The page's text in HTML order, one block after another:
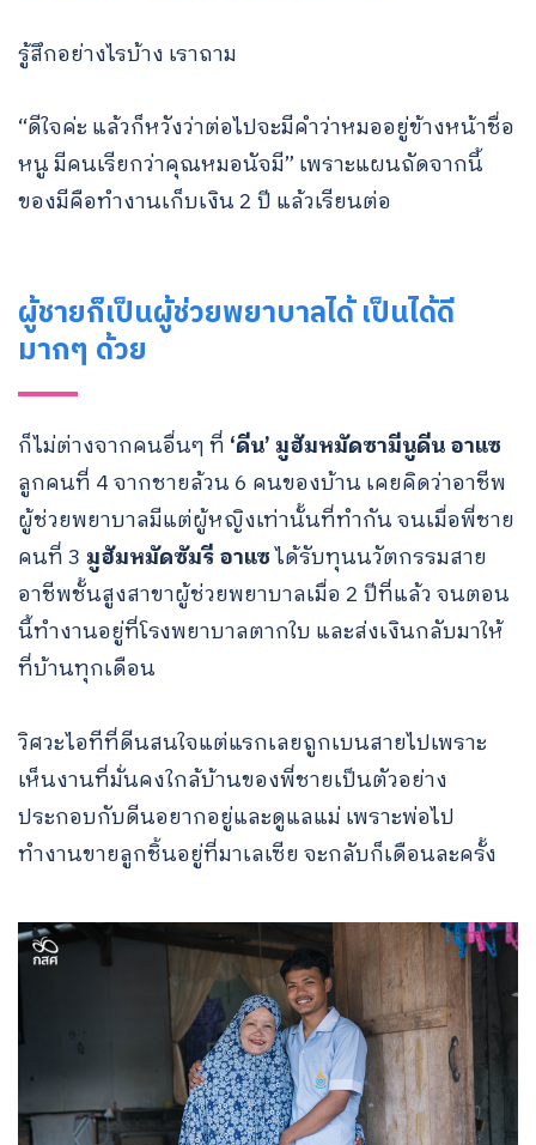
รู้สึกอย่างไรบ้าง เราถาม
“ดีใจค่ะ แล้วก็หวังว่าต่อไปจะมีคำว่าหมออยู่ข้างหน้าชื่อ
หนู มีคนเรียกว่าคุณหมอนัจมี” เพราะแผนถัดจากนี้
ของมีคือทำงานเก็บเงิน 2 ปี แล้วเรียนต่อ
ผู้ชายก็เป็นผู้ช่วยพยาบาลได้ เป็นได้ดี
มากๆ ด้วย
ก็ไม่ต่างจากคนอื่นๆ ที่ ‘ดีน’ มูฮัมหมัดซามีนูดีน อาแซ
ลูกคนที่ 4 จากชายล้วน 6 คนของบ้าน เคยคิดว่าอาชีพ
ผู้ช่วยพยาบาลมีแต่ผู้หญิงเท่านั้นที่ทำกัน จนเมื่อพี่ชาย
คนที่ 3 มูฮัมหมัดซัมรี อาแซได้รับทุนนวัตกรรมสาย
อาชีพชั้นสูงสาขาผู้ช่วยพยาบาลเมื่อ 2 ปีที่แล้ว จนตอน
นี้ทำงานอยู่ที่โรงพยาบาลตากใบ และส่งเงินกลับมาให้
ที่บ้านทุกเดือน
วิศวะไอทีที่ดีนสนใจแต่แรกเลยถูกเบนสายไปเพราะ
เห็นงานที่มั่นคงใกล้บ้านของพี่ชายเป็นตัวอย่าง
ประกอบกับดีนอยากอยู่และดูแลแม่ เพราะพ่อไป
ทำงานขายลูกชิ้นอยู่ที่มาเลเซีย จะกลับก็เดือนละครั้ง